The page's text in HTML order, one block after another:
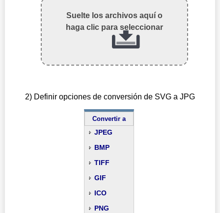
Suelte los archivos aquí o
haga clic para seleccionar
2) Definir opciones de conversión de SVG a JPG
Convertir a
JPEG
BMP
TIFF
GIF
ICO
PNG